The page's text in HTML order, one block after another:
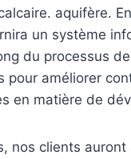
aquifère.
un système
du processus
pour améliorer
en matière de
nos clients